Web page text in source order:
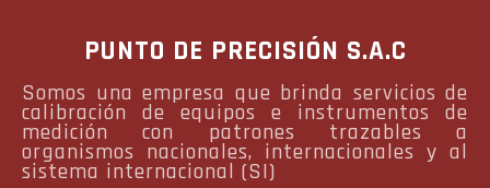
PUNTO DE PRECISIÓN S.A.C
Somos una empresa que brinda servicios de
calibración de equipos e instrumentos de
medición con patrones trazables a
organismos nacionales, internacionales y al
sistema internacional (SI)